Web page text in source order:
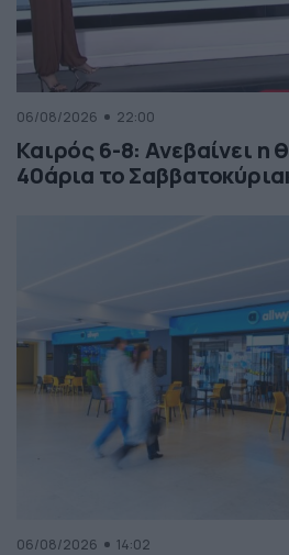
06/08/2026 22:00
Καιρός 6-8: Ανεβαίνει η
40άρια το
06/08/2026 14:02